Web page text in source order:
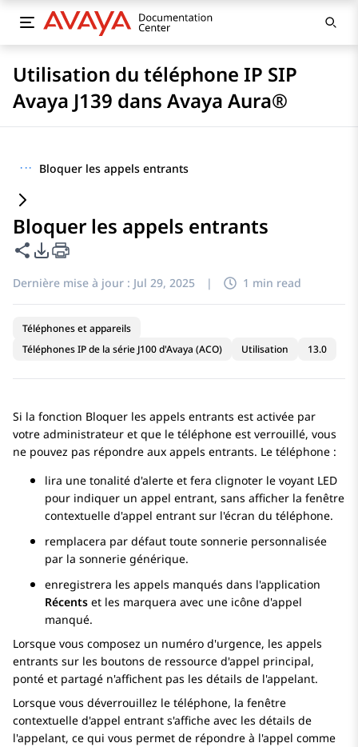
Utilisation du téléphone IP SIP
Avaya J139 dans Avaya Aura®
··· Bloquer les appels entrants
Bloquer les appels entrants
Partager cette page
Options d'exportation PDF
Dernière mise à jour : Jul 29, 2025 | 1 min read
Téléphones et appareils
Téléphones IP de la série J100 d'Avaya (ACO)
Utilisation 13.0
Si la fonction Bloquer les appels entrants est activée par
votre administrateur et que le téléphone est verrouillé, vous
ne pouvez pas répondre aux appels entrants. Le téléphone :
lira une tonalité d'alerte et fera clignoter le voyant LED
pour indiquer un appel entrant, sans afficher la fenêtre
contextuelle d'appel entrant sur l'écran du téléphone.
remplacera par défaut toute sonnerie personnalisée
par la sonnerie générique.
enregistrera les appels manqués dans l'application
Récents et les marquera avec une icône d'appel
manqué.
Lorsque vous composez un numéro d'urgence, les appels
entrants sur les boutons de ressource d'appel principal,
ponté et partagé n'affichent pas les détails de l'appelant.
Lorsque vous déverrouillez le téléphone, la fenêtre
contextuelle d'appel entrant s'affiche avec les détails de
l'appelant, ce qui vous permet de répondre à l'appel comme